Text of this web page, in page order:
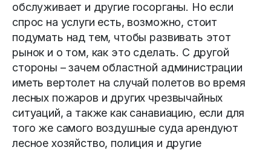
обслуживает и другие госорганы. Но если
спрос на услуги есть, возможно, стоит
подумать над тем, чтобы развивать этот
рынок и о том, как это сделать. С другой
стороны – зачем областной администрации
иметь вертолет на случай полетов во время
лесных пожаров и других чрезвычайных
ситуаций, а также как санавиацию, если для
того же самого воздушные суда арендуют
лесное хозяйство, полиция и другие